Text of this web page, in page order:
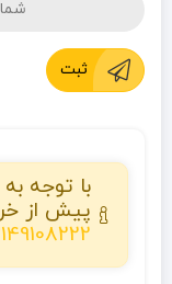
ثبت
با توجه
پیش از